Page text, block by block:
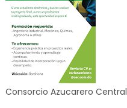
Consorcio Azucarero Central